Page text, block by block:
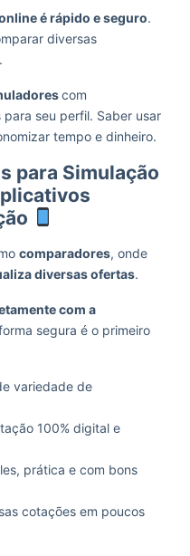
é rápido e seguro.
diversas
com
seu perfil. Saber usar
tempo e dinheiro.
para Simulação
comparadores, onde
diversas ofertas.
com a
segura é o primeiro
variedade de
100% digital e
prática e com bons
cotações em poucos